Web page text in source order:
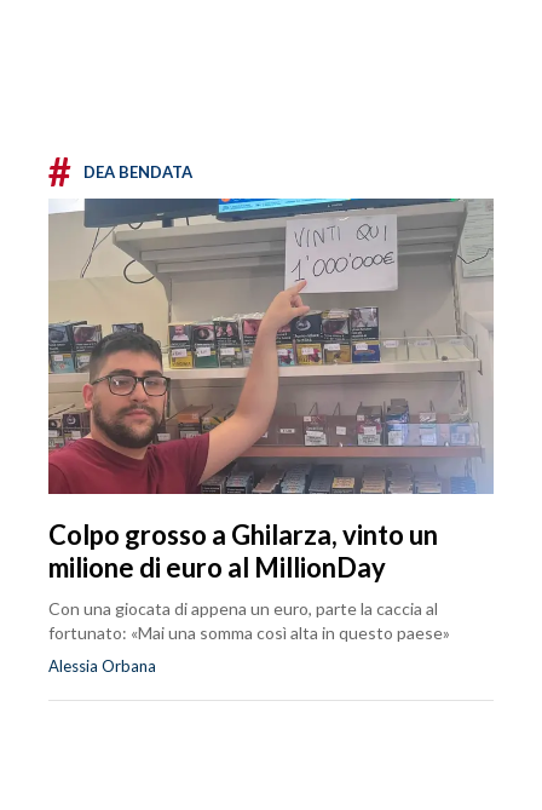
# DEA BENDATA
Colpo grosso a Ghilarza, vinto un
milione di euro al MillionDay
Con una giocata di appena un euro, parte la caccia al
fortunato: «Mai una somma così alta in questo paese»
Alessia Orbana